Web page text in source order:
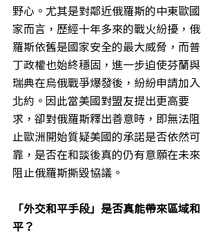
野心。尤其是對鄰近俄羅斯的中東歐國
家而言，歷經十年多來的戰火紛擾，俄
羅斯依舊是國家安全的最大威脅，而普
丁政權也始終穩固，進一步迫使芬蘭與
瑞典在烏俄戰爭爆發後，紛紛申請加入
北約。因此當美國對盟友提出更高要
求，卻對俄羅斯釋出善意時，即無法阻
止歐洲開始質疑美國的承諾是否依然可
靠，是否在和談後真的仍有意願在未來
阻止俄羅斯撕毀協議。
「外交和平手段」是否真能帶來區域和
平？